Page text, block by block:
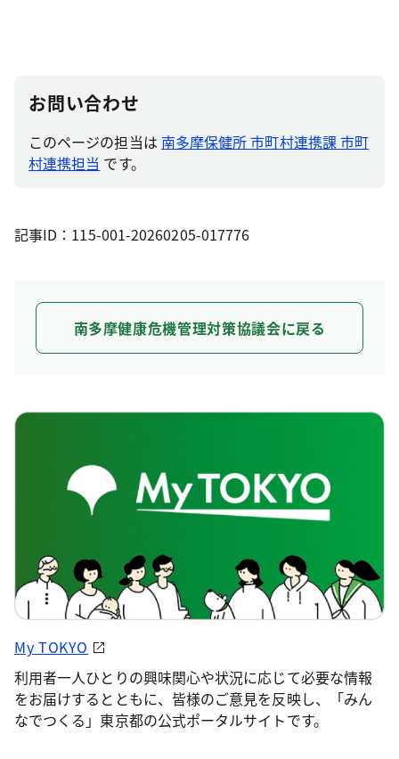
お問い合わせ
このページの担当は 南多摩保健所 市町村連携課 市町
村連携担当 です。
記事ID：115-001-20260205-017776
南多摩健康危機管理対策協議会に戻る
My TOKYO
利用者一人ひとりの興味関心や状況に応じて必要な情報
をお届けするとともに、皆様のご意見を反映し、「みん
なでつくる」東京都の公式ポータルサイトです。